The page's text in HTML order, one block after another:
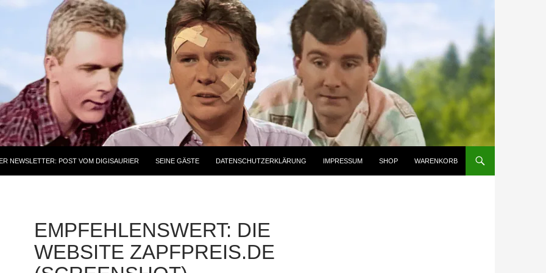
NEWSLETTER: POST VOM DIGISAURIER SEINE GÄSTE DATENSCHUTZERKLÄRUNG IMPRESSUM SHOP WARENKORB
EMPFEHLENSWERT: DIE
WEBSITE ZAPFPREIS.DE